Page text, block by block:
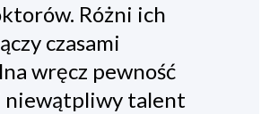
Różni ich
czasami
wręcz pewność
niewątpliwy talent